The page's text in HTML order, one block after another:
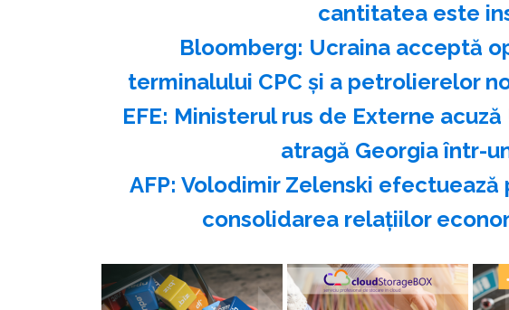
cantitatea este
Bloomberg: Ucraina acceptă
terminalului CPC şi a petrolierelor
EFE: Ministerul rus de Externe
atragă Georgia într-
AFP: Volodimir Zelenski
consolidarea relaţiilor